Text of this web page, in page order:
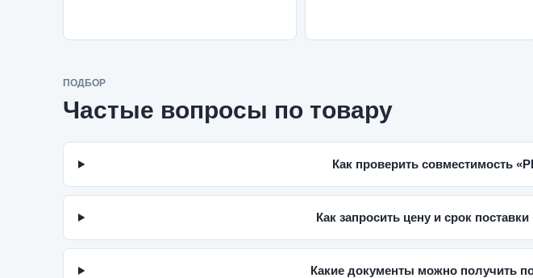
ПОДБОР
Частые вопросы по товару
Как проверить совместимость
Как запросить цену и срок
Какие документы можно получить